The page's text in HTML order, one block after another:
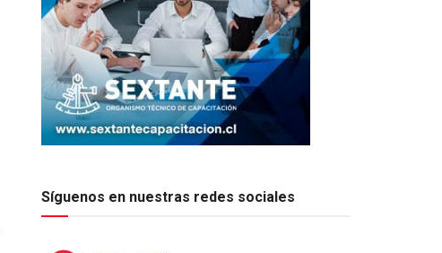
Síguenos en nuestras redes sociales